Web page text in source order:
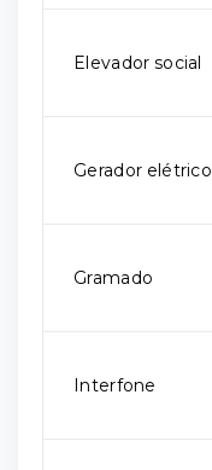
Elevador social
Gerador elétrico
Gramado
Interfone